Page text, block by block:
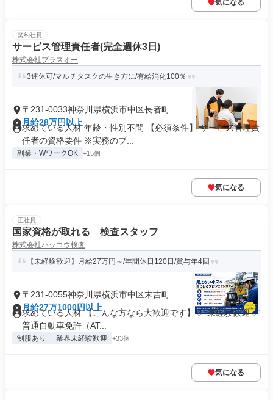
気になる
契約社員
サービス管理責任者(完全週休3日)
株式会社プラスオー
3連休可/マルチタスクの生き方に/有給消化100％
〒231-0033神奈川県横浜市中区長者町
月給28万円以上
求めている人材 年齢・性別不問 【必須条件】 サービス管理責
任者の資格要件 ※実務のブ...
副業・WワークOK +15個
気になる
正社員
国家資格が取れる 検査スタッフ
株式会社ハッコウ検査
【未経験歓迎】月給27万円～/年間休日120日/賞与年4回
〒231-0055神奈川県横浜市中区末吉町
月給27万1000円以上
求めている人材 【こんな方なら大歓迎です】 ✅ 未経験歓迎 ✅
普通自動車免許（AT...
制服あり 業界未経験歓迎 +33個
気になる